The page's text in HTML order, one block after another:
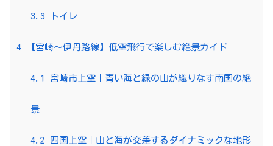
3.3 トイレ
4 【宮崎〜伊丹路線】低空飛行で楽しむ絶景ガイド
4.1 宮崎市上空｜青い海と緑の山が織りなす南国の絶
景
4.2 四国上空｜山と海が交差するダイナミックな地形